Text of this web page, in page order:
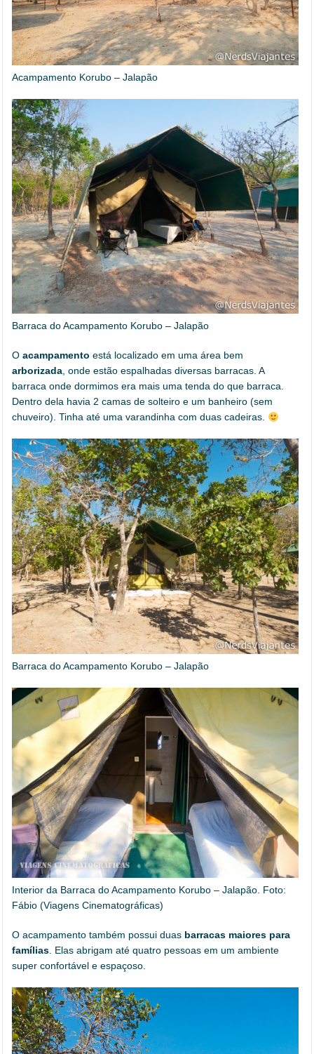
Acampamento Korubo – Jalapão
Barraca do Acampamento Korubo – Jalapão
Oacampamento está localizado em uma área bem
arborizada, onde estão espalhadas diversas barracas. A
barraca onde dormimos era mais uma tenda do que barraca.
Dentro dela havia 2 camas de solteiro e um banheiro (sem
chuveiro). Tinha até uma varandinha com duas cadeiras.
Barraca do Acampamento Korubo – Jalapão
Interior da Barraca do Acampamento Korubo – Jalapão. Foto:
Fábio (Viagens Cinematográficas)
O acampamento também possui duas barracas maiores para
famílias . Elas abrigam até quatro pessoas em um ambiente
super confortável e espaçoso.